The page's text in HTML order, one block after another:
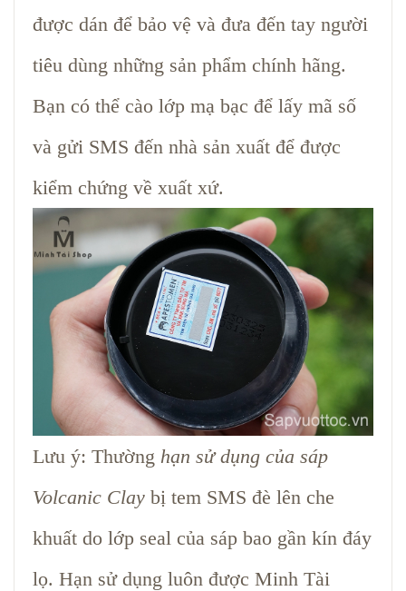
được dán để bảo vệ và đưa đến tay người
tiêu dùng những sản phẩm chính hãng.
Bạn có thể cào lớp mạ bạc để lấy mã số
và gửi SMS đến nhà sản xuất để được
kiểm chứng về xuất xứ.
Lưu ý: Thường hạn sử dụng của sáp
Volcanic Clay bị tem SMS đè lên che
khuất do lớp seal của sáp bao gần kín đáy
lọ. Hạn sử dụng luôn được Minh Tài